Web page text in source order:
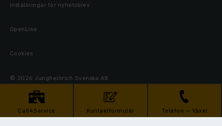
Call4Service Kontaktformulär Telefon – Växel
Inställningar för nyhetsbrev
OpenLine
Cookies
© 2026 Jungheinrich Svenska AB